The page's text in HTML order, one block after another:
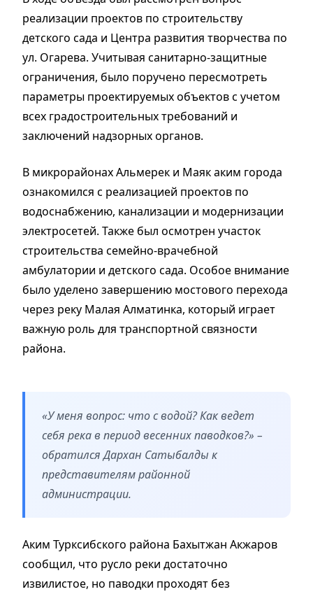
реализации проектов по строительству
детского сада и Центра развития творчества по
ул. Огарева. Учитывая санитарно-защитные
ограничения, было поручено пересмотреть
параметры проектируемых объектов с учетом
всех градостроительных требований и
заключений надзорных органов.
В микрорайонах Альмерек и Маяк аким города
ознакомился с реализацией проектов по
водоснабжению, канализации и модернизации
электросетей. Также был осмотрен участок
строительства семейно-врачебной
амбулатории и детского сада. Особое внимание
было уделено завершению мостового перехода
через реку Малая Алматинка, который играет
важную роль для транспортной связности
района.
«У меня вопрос: что с водой? Как ведет
себя река в период весенних паводков?» –
обратился Дархан Сатыбалды к
представителям районной
администрации.
Аким Турксибского района Бахытжан Акжаров
сообщил, что русло реки достаточно
извилистое, но паводки проходят без